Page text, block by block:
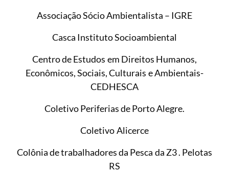
Associação Sócio Ambientalista – IGRE
Casca Instituto Socioambiental
Centro de Estudos em Direitos Humanos,
Econômicos, Sociais, Culturais e Ambientais-
CEDHESCA
Coletivo Periferias de Porto Alegre.
Coletivo Alicerce
Colônia de trabalhadores da Pesca da Z3 . Pelotas
RS